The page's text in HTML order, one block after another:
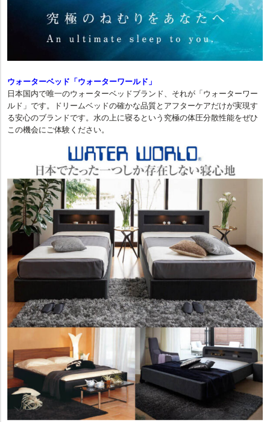
ウォーターベッド「ウォーターワールド」
日本国内で唯一のウォーターベッドブランド、それが「ウォーターワー
ルド」です。ドリームベッドの確かな品質とアフターケアだけが実現す
る安心のブランドです。水の上に寝るという究極の体圧分散性能をぜひ
この機会にご体験ください。